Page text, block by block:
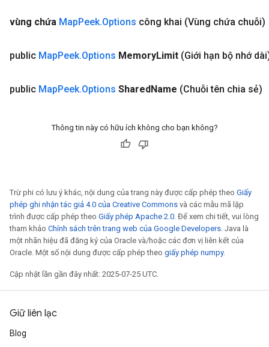
vùng chứa MapPeek.Options công khai (Vùng chứa chuỗi)
public MapPeek.Options MemoryLimit (Giới hạn bộ nhớ
public MapPeek.Options SharedName (Chuỗi tên chia sẻ)
Thông tin này có hữu ích không cho bạn không?
Trừ phi có lưu ý khác, nội dung của trang này được cấp phép theo Giấy
phép ghi nhận tác giả 4.0 của Creative Commons và các mẫu mã lập
trình được cấp phép theo Giấy phép Apache 2.0. Để xem chi tiết, vui lòng
tham khảo Chính sách trên trang web của Google Developers. Java là
một nhãn hiệu đã đăng ký của Oracle và/hoặc các đơn vị liên kết của
Oracle. Một số nội dung được cấp phép theo giấy phép numpy.
Cập nhật lần gần đây nhất: 2025-07-25 UTC.
Giữ liên lạc
Blog